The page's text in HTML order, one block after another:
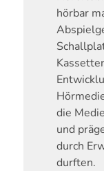
hörbar
die
und
durch
durften.